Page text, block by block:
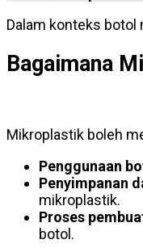
Dalam konteks botol
Bagaimana
Mikroplastik boleh
Penggunaan
Penyimpanan
mikroplastik.
Proses
botol.